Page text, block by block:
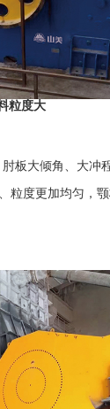
粒度大
板大倾角、大冲
粒度更加均匀，颚